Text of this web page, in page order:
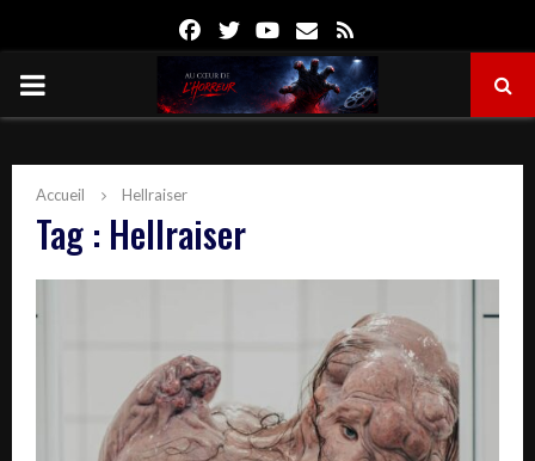
FacebookTwitterYoutube
Email
PRIMARY
Accueil Hellraiser
Tag : Hellraiser